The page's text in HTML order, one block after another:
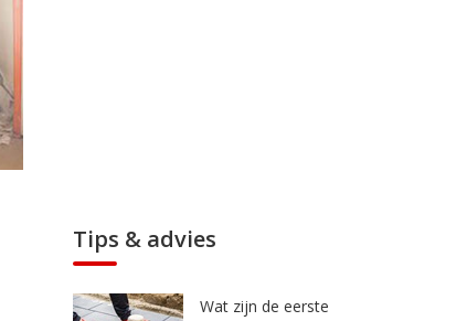
Tips & advies
Wat zijn de eerste